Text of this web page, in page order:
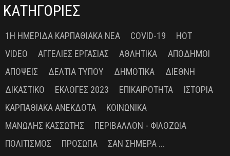
ΚΑΤΗΓΟΡΙΕΣ
1Η ΗΜΕΡΊΔΑ ΚΑΡΠΑΘΙΑΚΆ ΝΈΑ COVID-19
HOT
VIDEO
ΑΓΓΕΛΊΕΣ ΕΡΓΑΣΊΑΣ ΑΘΛΗΤΙΚΆ
ΑΠΌΔΗΜΟΙ
ΑΠΌΨΕΙΣ
ΔΕΛΤΊΑ ΤΎΠΟΥ ΔΗΜΟΤΙΚΆ
ΔΙΕΘΝΉ
ΔΙΚΑΣΤΙΚΌ
ΕΚΛΟΓΈΣ 2023 ΕΠΙΚΑΙΡΌΤΗΤΑ
ΙΣΤΟΡΊΑ
ΚΑΡΠΑΘΙΑΚΆ ΑΝΈΚΔΟΤΑ
ΚΟΙΝΩΝΙΚΆ
ΜΑΝΏΛΗΣ ΚΑΣΣΏΤΗΣ
ΠΕΡΙΒΆΛΛΟΝ - ΦΙΛΟΖΩΊΑ
ΠΟΛΙΤΙΣΜΌΣ
ΠΡΌΣΩΠΑ ΣΑΝ ΣΉΜΕΡΑ ...